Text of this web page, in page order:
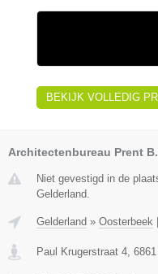
BEKIJK VOLLEDIG
Architectenbureau Prent
Niet gevestigd in de
Gelderland.
Gelderland » Oosterbeek |
Paul Krugerstraat 4